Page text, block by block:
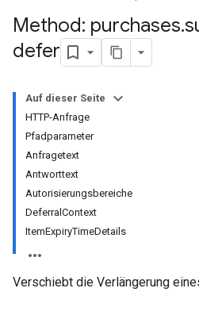
Method: purchases.
defer
Auf dieser Seite
HTTP-Anfrage
Pfadparameter
Anfragetext
Antworttext
Autorisierungsbereiche
DeferralContext
ItemExpiryTimeDetails
Verschiebt die Verlängerung